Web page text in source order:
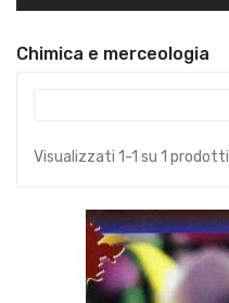
Chimica e merceologia
Visualizzati 1-1 su 1 prodotti